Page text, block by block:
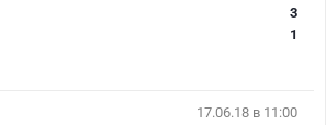
3
1
17.06.18 в 11:00